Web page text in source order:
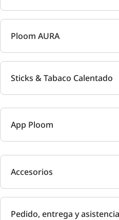
Ploom AURA
Sticks & Tabaco Calentado
App Ploom
Accesorios
Pedido, entrega y asistencia